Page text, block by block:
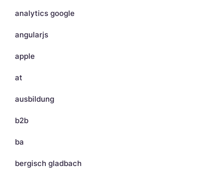
analytics google
angularjs
apple
at
ausbildung
b2b
ba
bergisch gladbach